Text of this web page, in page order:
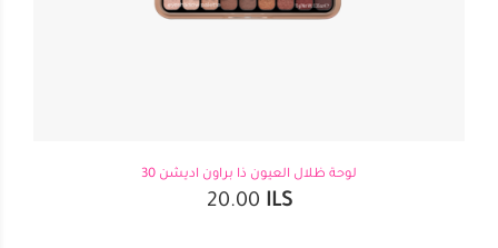
لوحة ظلال العيون ذا براون اديشن 30
20.00 ILS